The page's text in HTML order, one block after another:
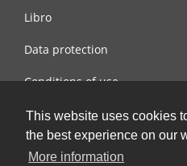
This website uses cookies
the best experience on our
More information
Libro
Data protection
Conditions of use
Contact us